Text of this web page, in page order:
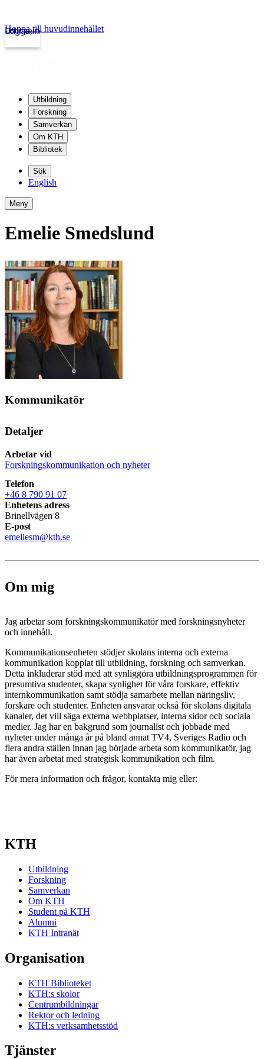
kth.se
Logga in
Hoppa till huvudinnehållet
Utbildning
Forskning
Samverkan
Om KTH
Bibliotek
Sök
English
Meny
Emelie Smedslund
Kommunikatör
Detaljer
Arbetar vid
Forskningskommunikation och nyheter
Telefon
+46 8 790 91 07
Enhetens adress
Brinellvägen 8
E-post
emeliesm@kth.se
Om mig
Jag arbetar som forskningskommunikatör med forskningsnyheter
och innehåll.
Kommunikationsenheten stödjer skolans interna och externa
kommunikation kopplat till utbildning, forskning och samverkan.
Detta inkluderar stöd med att synliggöra utbildningsprogrammen för
presumtiva studenter, skapa synlighet för våra forskare, effektiv
internkommunikation samt stödja samarbete mellan näringsliv,
forskare och studenter. Enheten ansvarar också för skolans digitala
kanaler, det vill säga externa webbplatser, interna sidor och sociala
medier. Jag har en bakgrund som journalist och jobbade med
nyheter under många år på bland annat TV4, Sveriges Radio och
flera andra ställen innan jag började arbeta som kommunikatör, jag
har även arbetat med strategisk kommunikation och film.
För mera information och frågor, kontakta mig eller:
KTH
Utbildning
Forskning
Samverkan
Om KTH
Student på KTH
Alumni
KTH Intranät
Organisation
KTH Biblioteket
KTH:s skolor
Centrumbildningar
Rektor och ledning
KTH:s verksamhetsstöd
Tjänster